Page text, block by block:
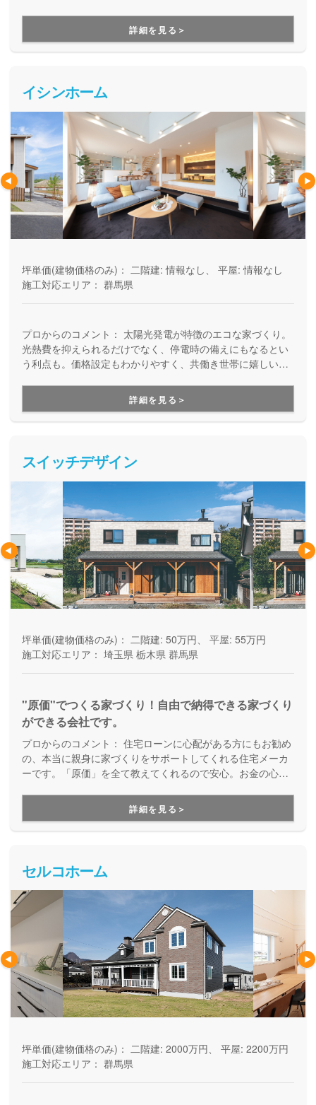
の高い快適な住まいが実現します。土地探しから、女性目線
の間取り提案、アフターサポートまで、親身な対応が好評で
す。
詳細を見る＞
イシンホーム
坪単価(建物価格のみ)： 二階建: 情報なし、 平屋: 情報なし
施工対応エリア： 群馬県
プロからのコメント： 太陽光発電が特徴のエコな家づくり。
光熱費を抑えられるだけでなく、停電時の備えにもなるとい
う利点も。価格設定もわかりやすく、共働き世帯に嬉しい間
詳細を見る＞
スイッチデザイン
坪単価(建物価格のみ)： 二階建: 50万円、 平屋: 55万円
施工対応エリア： 埼玉県 栃木県 群馬県
"原価"でつくる家づくり！自由で納得できる家づくり
ができる会社です。
プロからのコメント： 住宅ローンに心配がある方にもお勧め
の、本当に親身に家づくりをサポートしてくれる住宅メーカ
ーです。「原価」を全て教えてくれるので安心。お金の心配
詳細を見る＞
セルコホーム
坪単価(建物価格のみ)： 二階建: 2000万円、 平屋: 2200万円
施工対応エリア： 群馬県